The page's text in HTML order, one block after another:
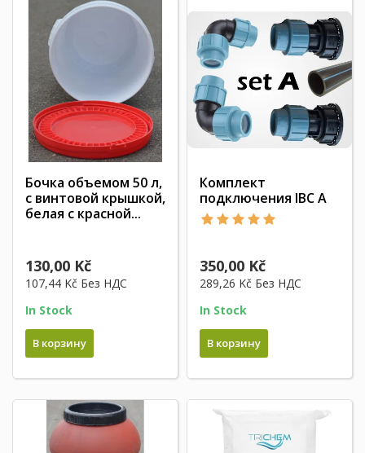
Бочка объемом 50 л,
с винтовой крышкой,
белая с красной...
130,00 Kč
107,44 Kč Без НДС
In Stock
В корзину
Комплект
подключения IBC A
350,00 Kč
289,26 Kč Без НДС
In Stock
В корзину